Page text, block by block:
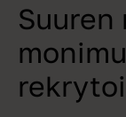
Suuren